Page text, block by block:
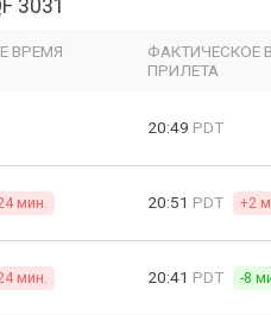
3031
ВРЕМЯ
ФАКТИЧЕСКОЕ
ПРИЛЕТА
20:49 PDT
мин. 20:51 PDT +2
мин. 20:41 PDT -8